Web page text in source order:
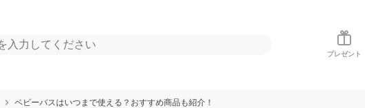
プレゼント
ベビーバスはいつまで使える？おすすめ商品も紹介！